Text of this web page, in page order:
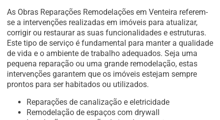
As Obras Reparações Remodelações em Venteira referem-
se a intervenções realizadas em imóveis para atualizar,
corrigir ou restaurar as suas funcionalidades e estruturas.
Este tipo de serviço é fundamental para manter a qualidade
de vida e o ambiente de trabalho adequados. Seja uma
pequena reparação ou uma grande remodelação, estas
intervenções garantem que os imóveis estejam sempre
prontos para ser habitados ou utilizados.
Reparações de canalização e eletricidade
Remodelação de espaços com drywall